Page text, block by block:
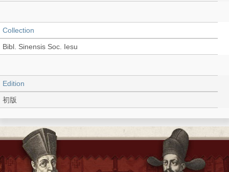
Collection
Bibl. Sinensis Soc. Iesu
Edition
初版
Language
Chinese 中文[繁體]